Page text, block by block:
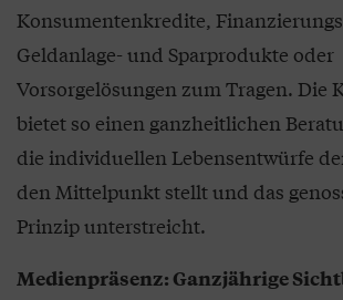
Konsumentenkredite,
Geldanlage- und Sparprodukte oder
Vorsorgelösungen zum Tragen. Die
bietet so einen ganzheitlichen
die individuellen Lebensentwürfe
den Mittelpunkt stellt und das
Prinzip unterstreicht.
Medienpräsenz: Ganzjährige